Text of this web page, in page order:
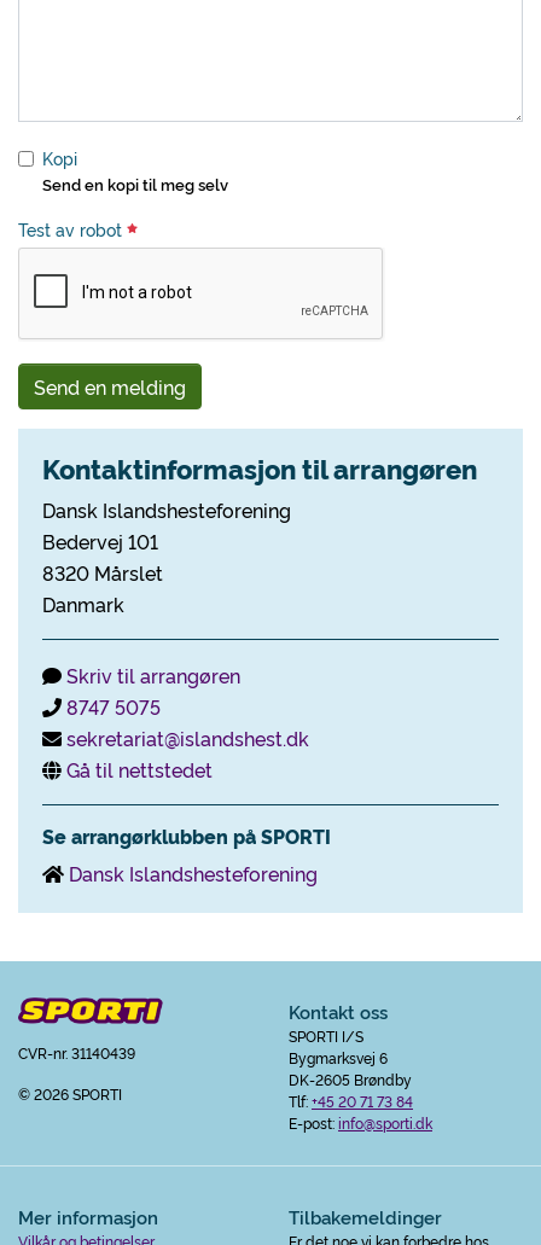
Kopi
Send en kopi til meg selv
Test av robot
Send en melding
Kontaktinformasjon til arrangøren
Dansk Islandshesteforening
Bedervej 101
8320 Mårslet
Danmark
Skriv til arrangøren
8747 5075
sekretariat@islandshest.dk
Gå til nettstedet
Se arrangørklubben på SPORTI
Dansk Islandshesteforening
CVR-nr. 31140439
© 2026 SPORTI
Kontakt oss
SPORTI I/S
Bygmarksvej 6
DK-2605 Brøndby
Tlf:+45 20 71 73 84
E-post:info@sporti.dk
Mer informasjon
Vilkår og betingelser
Tilbakemeldinger
Er det noe vi kan forbedre hos